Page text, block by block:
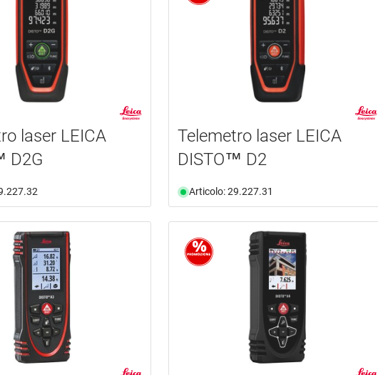
laser LEICA
D2G
Telemetro laser LEICA
DISTO™ D2
Articolo: 29.227.31